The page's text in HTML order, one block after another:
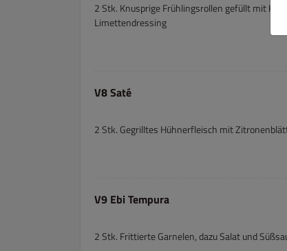
2 Stk. Knusprige Frühlingsrollen gefüllt mit
Limettendressing
V8 Saté
2 Stk. Gegrilltes Hühnerfleisch mit
V9 Ebi Tempura
2 Stk. Frittierte Garnelen, dazu Salat und